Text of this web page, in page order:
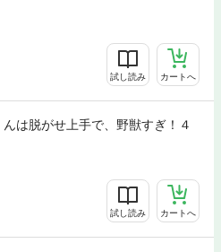
試し読み カートへ
んは脱がせ上手で、野獣すぎ！４
試し読み カートへ